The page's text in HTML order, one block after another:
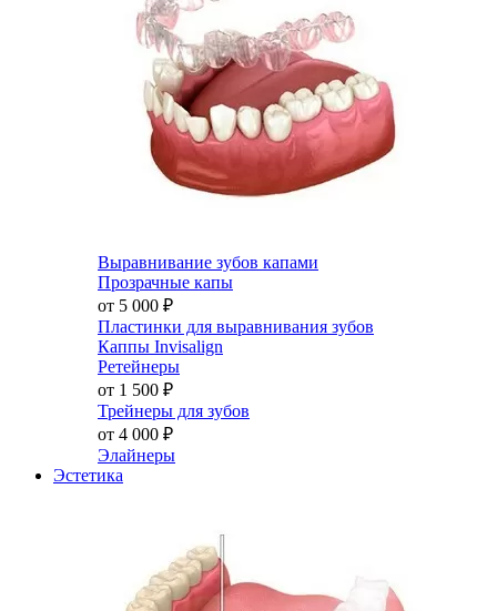
Выравнивание зубов капами
Прозрачные капы
от 5 000 ₽
Пластинки для выравнивания зубов
Каппы Invisalign
Ретейнеры
от 1 500 ₽
Трейнеры для зубов
от 4 000 ₽
Элайнеры
Эстетика